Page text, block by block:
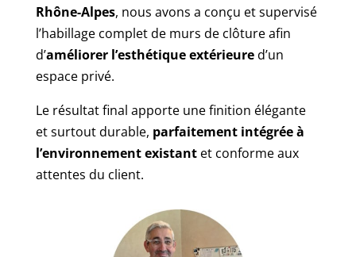
Rhône-Alpes, nous avons a conçu et supervisé
l’habillage complet de murs de clôture afin
d’améliorer l’esthétique extérieured’un
espace privé.
Le résultat final apporte une finition élégante
et surtout durable, parfaitement intégrée à
l’environnement existantet conforme aux
attentes du client.